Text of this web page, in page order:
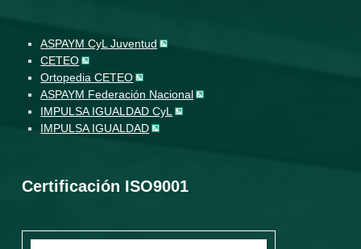
ASPAYM CyL Juventud
CETEO
Ortopedia CETEO
ASPAYM Federación Nacional
IMPULSA IGUALDAD CyL
IMPULSA IGUALDAD
Certificación ISO9001